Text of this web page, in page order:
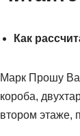
Как
Марк Прошу
короба,
втором этаже,